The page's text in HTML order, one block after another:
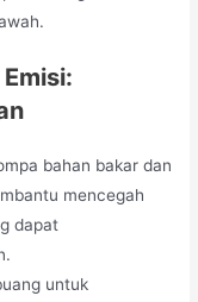
bahan bakar dan
mencegah
dapat
untuk